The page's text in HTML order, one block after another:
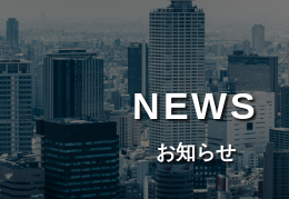
NEWS
お知らせ